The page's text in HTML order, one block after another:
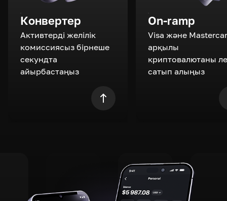
Конвертер
Активтерді желілік
комиссиясыз бірнеше
секундта
айырбастаңыз
On-ramp
Visa және
арқылы
криптовалютаны
сатып алыңыз